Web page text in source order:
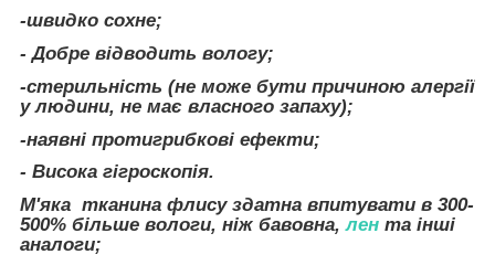
-швидко сохне;
- Добре відводить вологу;
-стерильність (не може бути причиною алергії
у людини, не має власного запаху);
-наявні протигрибкові ефекти;
- Висока гігроскопія.
М'яка тканина флису здатна впитувати в 300-
500% більше вологи, ніж бавовна,лен та інші
аналоги;